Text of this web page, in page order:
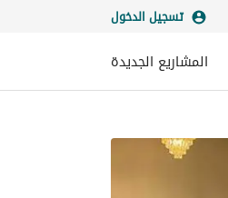
تسجيل الدخول
المشاريع الجديدة